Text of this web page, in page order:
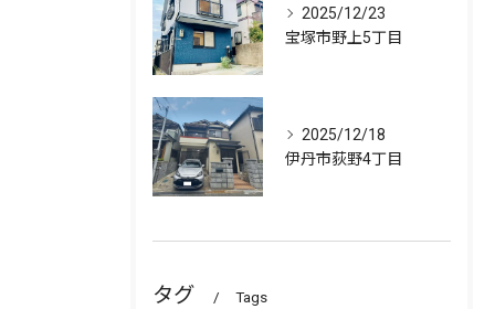
2025/12/23
宝塚市野上5丁目
2025/12/18
伊丹市荻野4丁目
タグ Tags